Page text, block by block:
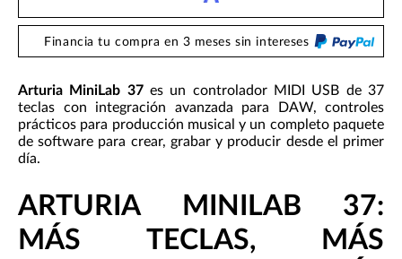
Financia tu compra en 3 meses sin intereses
Arturia MiniLab 37es un controlador MIDI USB de 37
teclas con integración avanzada para DAW, controles
prácticos para producción musical y un completo paquete
de software para crear, grabar y producir desde el primer
día.
ARTURIA MINILAB 37:
MÁS TECLAS, MÁS